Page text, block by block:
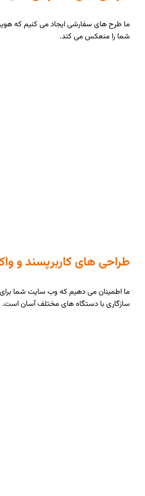
ما طرح های سفارشی ایجاد می کنیم که
شما را منعکس می کند.
طراحی های کاربرپسند و
ما اطمینان می دهیم که وب سایت شما
سازگاری با دستگاه های مختلف آسان است.